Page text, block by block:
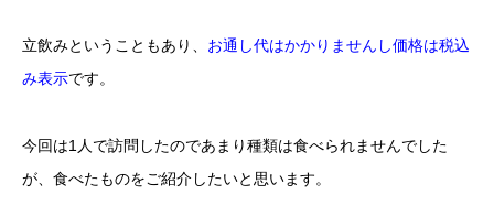
立飲みということもあり、 お通し代はかかりませんし価格は税込
み表示です。
今回は1人で訪問したのであまり種類は食べられませんでした
が、食べたものをご紹介したいと思います。